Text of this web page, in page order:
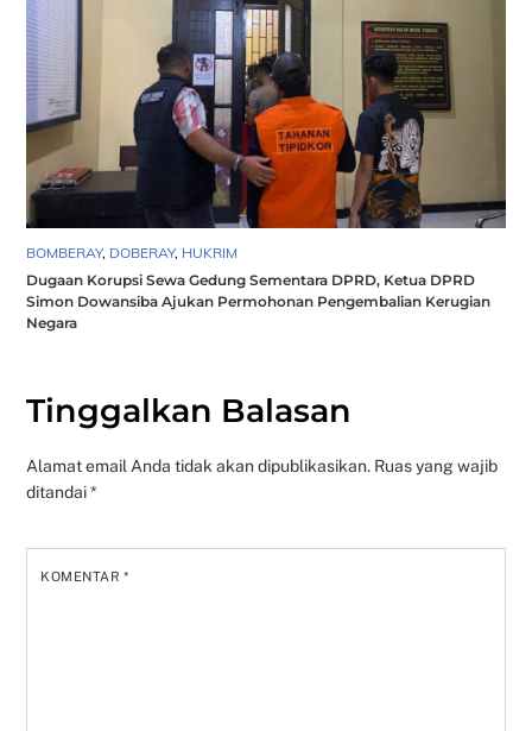
BOMBERAY, DOBERAY, HUKRIM
Dugaan Korupsi Sewa Gedung Sementara DPRD, Ketua DPRD
Simon Dowansiba Ajukan Permohonan Pengembalian Kerugian
Negara
Tinggalkan Balasan
Alamat email Anda tidak akan dipublikasikan. Ruas yang wajib
ditandai*
KOMENTAR*